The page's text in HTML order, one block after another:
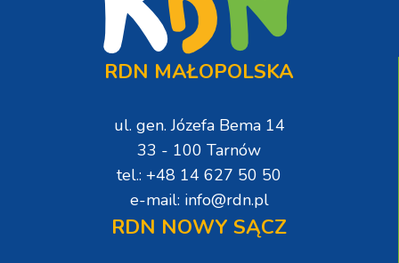
RDN MAŁOPOLSKA
ul. gen. Józefa Bema 14
33 - 100 Tarnów
tel.: +48 14 627 50 50
e-mail: info@rdn.pl
RDN NOWY SĄCZ